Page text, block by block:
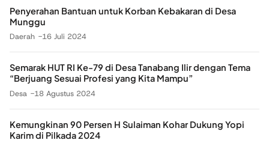
Penyerahan Bantuan untuk Korban Kebakaran di Desa
Munggu
Daerah 16 Juli 2024
Semarak HUT RI Ke-79 di Desa Tanabang Ilir dengan Tema
“Berjuang Sesuai Profesi yang Kita Mampu”
Desa 18 Agustus 2024
Kemungkinan 90 Persen H Sulaiman Kohar Dukung Yopi
Karim di Pilkada 2024